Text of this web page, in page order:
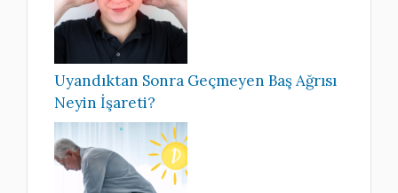
Uyandıktan Sonra Geçmeyen Baş Ağrısı
Neyin İşareti?